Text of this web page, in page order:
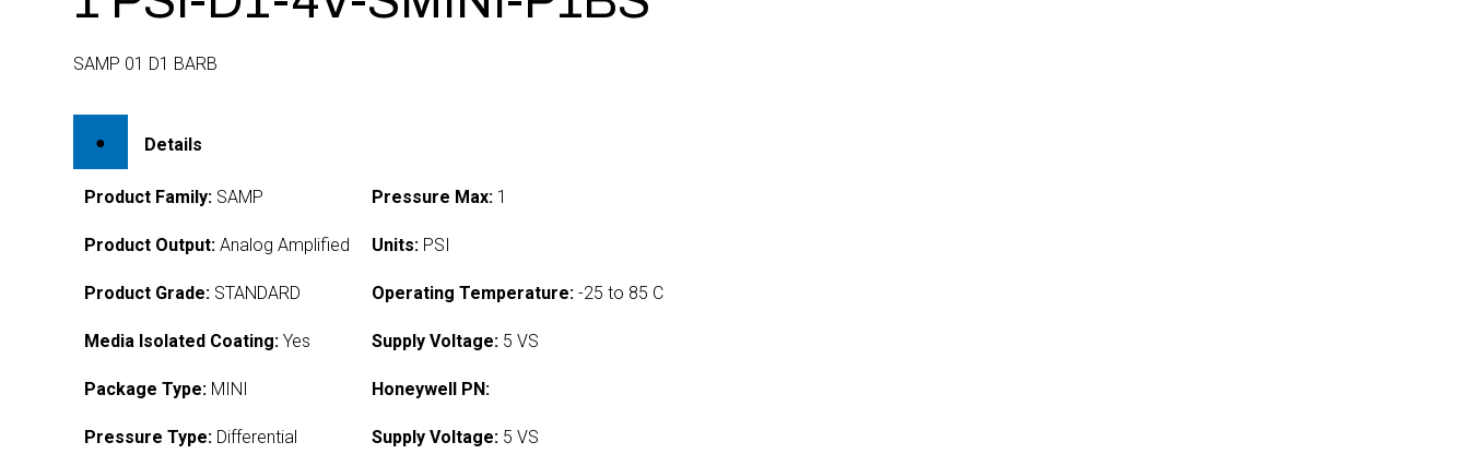
SAMP 01 D1 BARB
Details
Product Family: SAMP
Product Output: Analog Amplified
Product Grade: STANDARD
Media Isolated Coating: Yes
Package Type: MINI
Pressure Type: Differential
Pressure Max: 1
Units: PSI
Operating Temperature: -25 to 85 C
Supply Voltage: 5 VS
Honeywell PN:
Supply Voltage: 5 VS